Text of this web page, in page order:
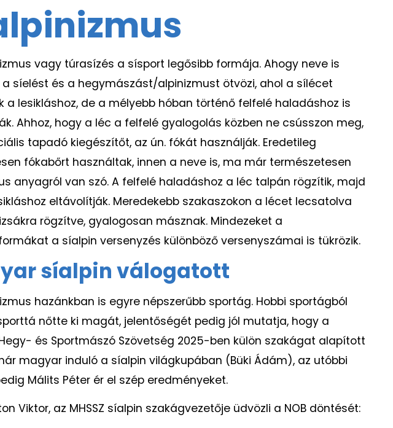
vagy túrasízés a sísport legősibb formája. Ahogy neve is
síelést és a hegymászást/alpinizmust ötvözi, ahol a sílécet
a lesikláshoz, de a mélyebb hóban történő felfelé haladáshoz is
Ahhoz, hogy a léc a felfelé gyalogolás közben ne csússzon meg,
tapadó kiegészítőt, az ún. fókát használják. Eredetileg
fókabőrt használtak, innen a neve is, ma már természetesen
anyagról van szó. A felfelé haladáshoz a léc talpán rögzítik, majd
eltávolítják. Meredekebb szakaszokon a lécet lecsatolva
rögzítve, gyalogosan másznak. Mindezeket a
a síalpin versenyzés különböző versenyszámai is tükrözik.
síalpin válogatott
hazánkban is egyre népszerűbb sportág. Hobbi sportágból
nőtte ki magát, jelentőségét pedig jól mutatja, hogy a
és Sportmászó Szövetség 2025-ben külön szakágat alapított
magyar induló a síalpin világkupában (Büki Ádám), az utóbbi
Málits Péter ér el szép eredményeket.
Viktor, az MHSSZ síalpin szakágvezetője üdvözli a NOB döntését: